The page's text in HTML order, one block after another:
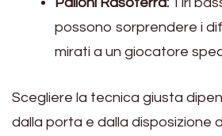
Palloni Rasoterra: Tiri
possono sorprendere i
mirati a un giocatore
Scegliere la tecnica giusta
dalla porta e dalla disposizione